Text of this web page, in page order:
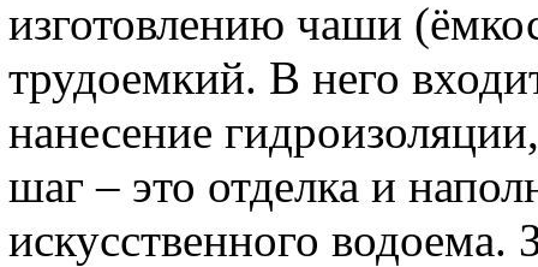
изготовлению чаши
трудоемкий. В него
нанесение
шаг – это отделка и
искусственного